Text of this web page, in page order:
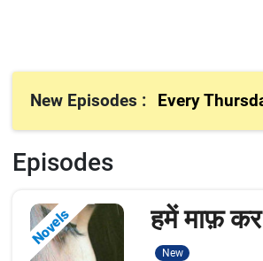
New Episodes : Every
Episodes
Novels हमें माफ़ कर
New